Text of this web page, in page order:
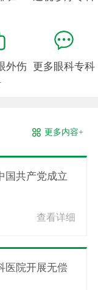
外伤 更多眼科专科
更多内容+
查看详细
医院开展无偿